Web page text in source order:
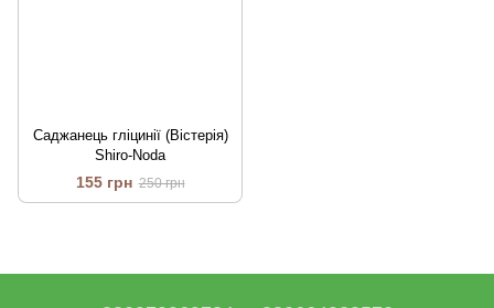
Саджанець гліцинії (Вістерія)
Shiro-Noda
155 грн 250 грн